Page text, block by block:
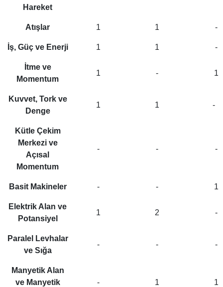
Hareket
Atışlar 1 1 -
İş, Güç ve Enerji 1 1 -
İtme ve
Momentum
1 - 1
Kuvvet, Tork ve
Denge
1 1 -
Kütle Çekim
Merkezi ve
Açısal
Momentum
- - -
Basit Makineler - - 1
Elektrik Alan ve
Potansiyel
1 2 -
Paralel Levhalar
ve Sığa
- - -
Manyetik Alan
ve Manyetik
- 1 1